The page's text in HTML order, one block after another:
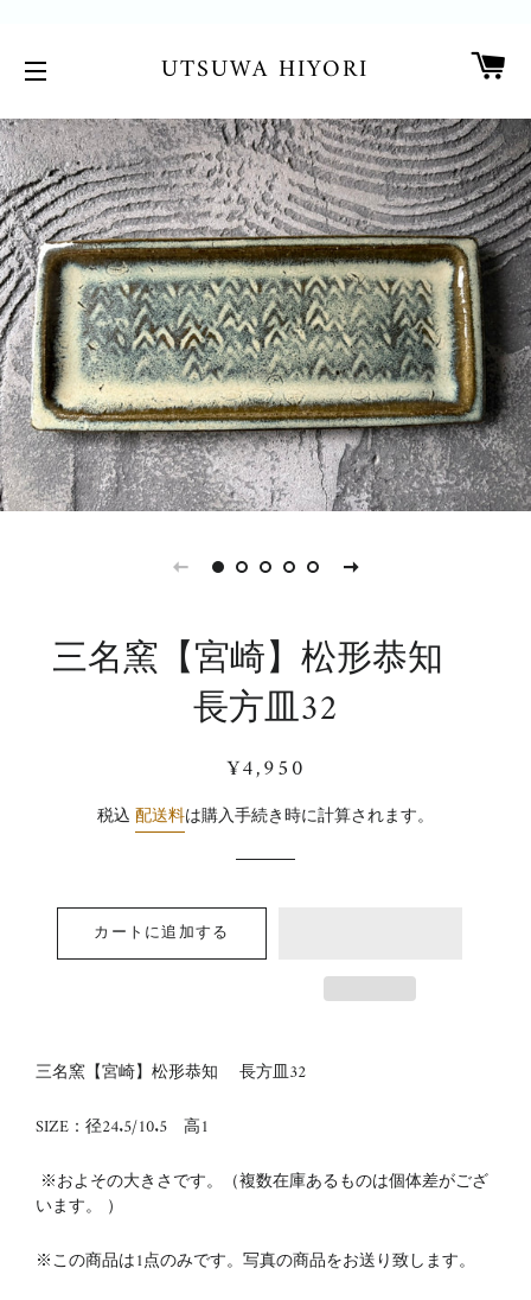
UTSUWA HIYORI
三名窯【宮崎】松形恭知
長方皿32
通
価
販
価
¥4,950
税込 配送料は購入手続き時に計算されます。
カートに追加する
三名窯【宮崎】松形恭知 長方皿32
SIZE：径24.5/10.5 高1
※およその大きさです。（複数在庫あるものは個体差がござ
います。 ）
※この商品は1点のみです。写真の商品をお送り致します。